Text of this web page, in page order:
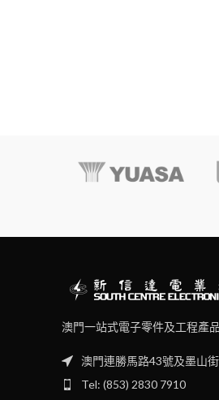
澳門一站式電子零件及工程產
澳門連勝馬路43號及墨山
Tel: (853) 2830 7910